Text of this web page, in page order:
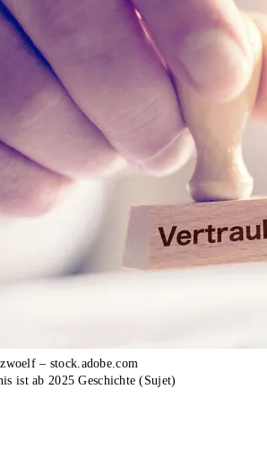
– stock.adobe.com
ist ab 2025 Geschichte (Sujet)